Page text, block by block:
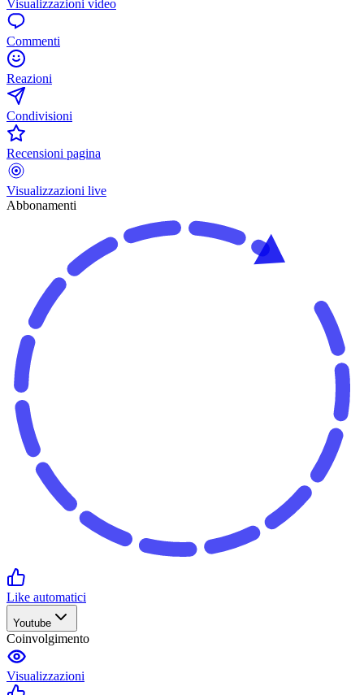
Visualizzazioni video
Commenti
Reazioni
Condivisioni
Recensioni pagina
Visualizzazioni live
Abbonamenti
Like automatici
Youtube
Coinvolgimento
Visualizzazioni